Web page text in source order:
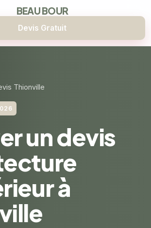
BEAU BOUR
Devis Gratuit
Thionville
un devis
à